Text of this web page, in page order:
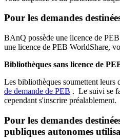
Pour les demandes
BAnQ possède une licence de
une licence de PEB WorldShare,
Bibliothèques sans licence de
Les bibliothèques soumettent leurs
de demande de PEB . Le suivi se
cependant s'inscrire préalablement.
Pour les demandes
publiques autonomes